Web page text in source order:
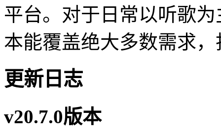
平台。对于日常以听歌
本能覆盖绝大多数需求
更新日志
v20.7.0版本